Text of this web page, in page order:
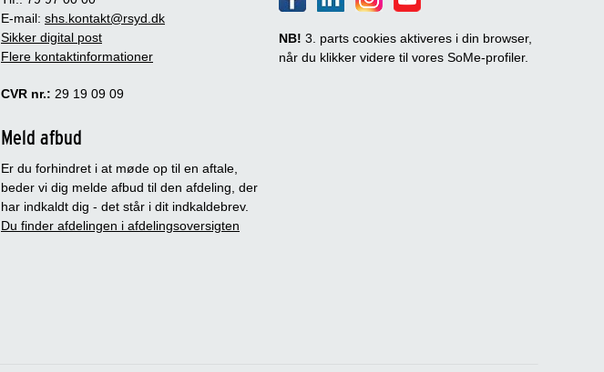
E-mail: shs.kontakt@rsyd.dk
Sikker digital post
Flere kontaktinformationer
CVR nr.: 29 19 09 09
Meld afbud
Er du forhindret i at møde op til en aftale,
beder vi dig melde afbud til den afdeling, der
har indkaldt dig - det står i dit indkaldebrev.
Du finder afdelingen i afdelingsoversigten
NB! 3. parts cookies aktiveres i din browser,
når du klikker videre til vores SoMe-profiler.